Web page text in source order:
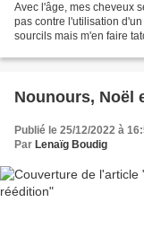
Avec l'âge, mes cheveux
pas contre l'utilisation
sourcils mais m'en faire
Nounours, Noël
Publié le 25/12/2022 à
Par Lenaïg Boudig